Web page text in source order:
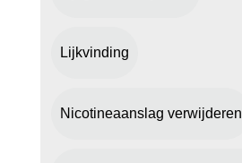
Lijkvinding
Nicotineaanslag verwijderen